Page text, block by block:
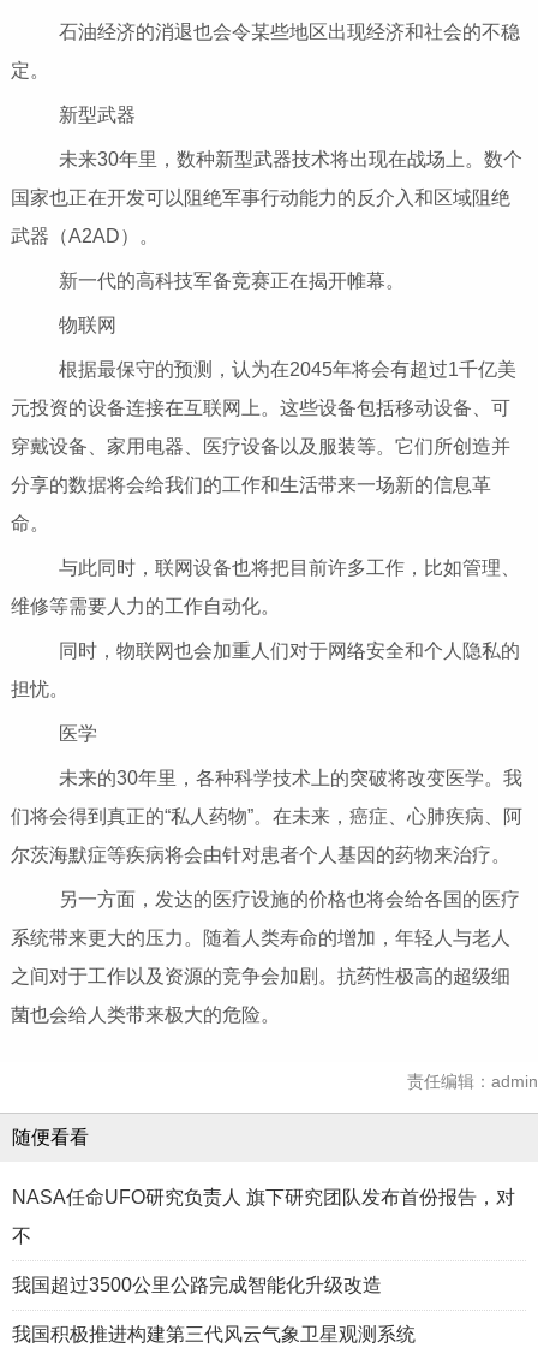
石油经济的消退也会令某些地区出现经济和社会的不稳
定。
新型武器
未来30年里，数种新型武器技术将出现在战场上。数个
国家也正在开发可以阻绝军事行动能力的反介入和区域阻绝
武器（A2AD）。
新一代的高科技军备竞赛正在揭开帷幕。
物联网
根据最保守的预测，认为在2045年将会有超过1千亿美
元投资的设备连接在互联网上。这些设备包括移动设备、可
穿戴设备、家用电器、医疗设备以及服装等。它们所创造并
分享的数据将会给我们的工作和生活带来一场新的信息革
命。
与此同时，联网设备也将把目前许多工作，比如管理、
维修等需要人力的工作自动化。
同时，物联网也会加重人们对于网络安全和个人隐私的
担忧。
医学
未来的30年里，各种科学技术上的突破将改变医学。我
们将会得到真正的“私人药物”。在未来，癌症、心肺疾病、阿
尔茨海默症等疾病将会由针对患者个人基因的药物来治疗。
另一方面，发达的医疗设施的价格也将会给各国的医疗
系统带来更大的压力。随着人类寿命的增加，年轻人与老人
之间对于工作以及资源的竞争会加剧。抗药性极高的超级细
菌也会给人类带来极大的危险。
责任编辑：admin
随便看看
NASA任命UFO研究负责人 旗下研究团队发布首份报告，对
不
我国超过3500公里公路完成智能化升级改造
我国积极推进构建第三代风云气象卫星观测系统